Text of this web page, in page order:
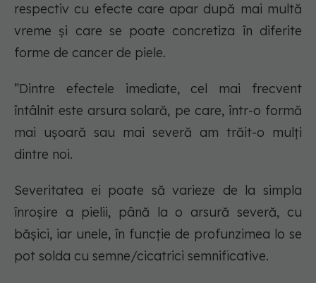
respectiv cu efecte care apar după mai multă
vreme și care se poate concretiza în diferite
forme de cancer de piele.
”Dintre efectele imediate, cel mai frecvent
întâlnit este arsura solară, pe care, într-o formă
mai ușoară sau mai severă am trăit-o mulți
dintre noi.
Severitatea ei poate să varieze de la simpla
înroșire a pielii, până la o arsură severă, cu
bășici, iar unele, în funcție de profunzimea lo se
pot solda cu semne/cicatrici semnificative.